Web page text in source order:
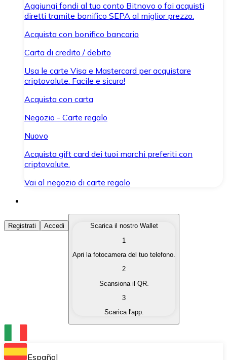
Aggiungi fondi al tuo conto Bitnovo o fai acquisti
diretti tramite bonifico SEPA al miglior prezzo.
Acquista con bonifico bancario
Carta di credito / debito
Usa le carte Visa e Mastercard per acquistare
criptovalute. Facile e sicuro!
Acquista con carta
Negozio - Carte regalo
Nuovo
Acquista gift card dei tuoi marchi preferiti con
criptovalute.
Vai al negozio di carte regalo
Acquista Criptovalute
Acquista le criptovalute che ti interessano in modo
Converti le tue criptovalute in valuta fiat quando ne
Scambia una criptovaluta con un'altra
Conserva le tue cripto in un Wallet self-custodial.
Registrati Accedi
Scarica il nostro Wallet
1
Apri la fotocamera del tuo telefono.
2
Scansiona il QR.
3
Scarica l'app.
Español